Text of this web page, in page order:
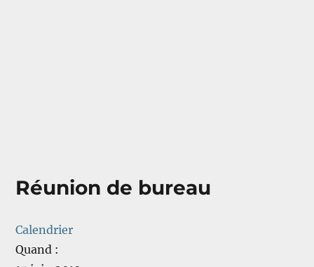
Réunion de bureau
Calendrier
Quand :